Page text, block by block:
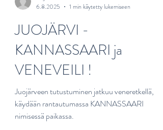
sarijoutsen4
6.8.2025
1 min käytetty lukemiseen
JUOJÄRVI -
KANNASSAARI ja
VENEVEILI !